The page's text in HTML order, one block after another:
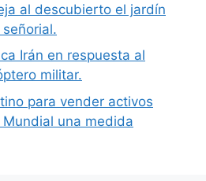
al descubierto el jardín
Irán en respuesta al
militar.
para vender activos
una medida